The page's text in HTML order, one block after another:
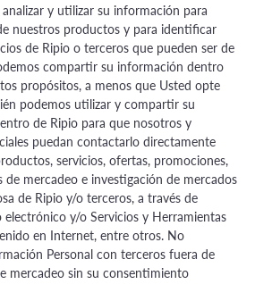
y utilizar su información para
nuestros productos y para identificar
de Ripio o terceros que pueden ser de
compartir su información dentro
propósitos, a menos que Usted opte
podemos utilizar y compartir su
de Ripio para que nosotros y
puedan contactarlo directamente
servicios, ofertas, promociones,
de mercadeo e investigación de mercados
de Ripio y/o terceros, a través de
y/o Servicios y Herramientas
en Internet, entre otros. No
Personal con terceros fuera de
mercadeo sin su consentimiento